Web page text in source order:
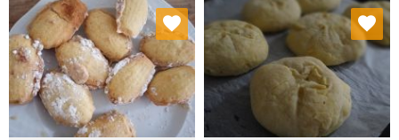
Dodaj do ulubionych
Wybierz listę:
Dodaj do ulubionych
Wybierz listę: